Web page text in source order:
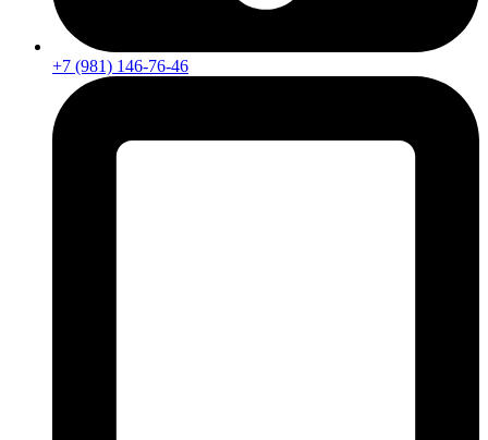
+7 (981) 146-76-46